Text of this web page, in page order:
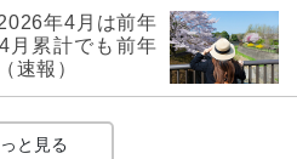
年4月は前年
月累計でも前年
報）
と見る